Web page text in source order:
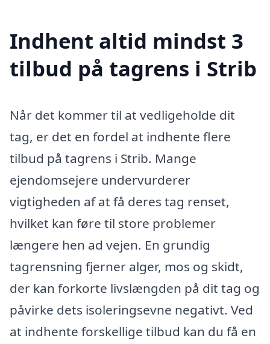
Indhent altid mindst 3
tilbud på tagrens i Strib
Når det kommer til at vedligeholde dit
tag, er det en fordel at indhente flere
tilbud på tagrens i Strib. Mange
ejendomsejere undervurderer
vigtigheden af at få deres tag renset,
hvilket kan føre til store problemer
længere hen ad vejen. En grundig
tagrensning fjerner alger, mos og skidt,
der kan forkorte livslængden på dit tag og
påvirke dets isoleringsevne negativt. Ved
at indhente forskellige tilbud kan du få en